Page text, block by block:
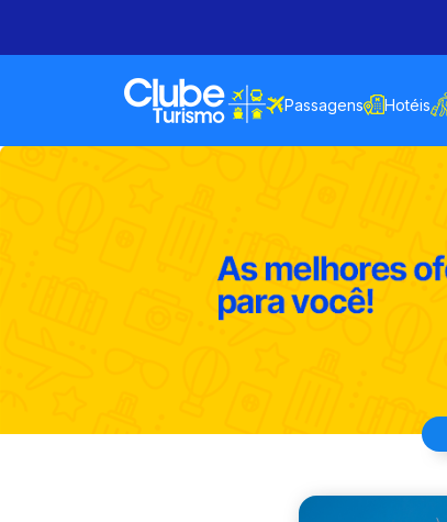
Passagens Hotéis